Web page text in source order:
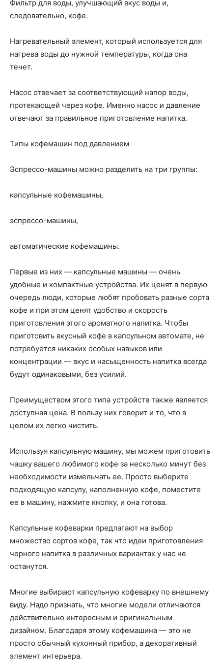
Фильтр для воды, улучшающий вкус воды и,
следовательно, кофе.
Нагревательный элемент, который используется для
нагрева воды до нужной температуры, когда она
течет.
Насос отвечает за соответствующий напор воды,
протекающей через кофе. Именно насос и давление
отвечают за правильное приготовление напитка.
Типы кофемашин под давлением
Эспрессо-машины можно разделить на три группы:
капсульные кофемашины,
эспрессо-машины,
автоматические кофемашины.
Первые из них — капсульные машины — очень
удобные и компактные устройства. Их ценят в первую
очередь люди, которые любят пробовать разные сорта
кофе и при этом ценят удобство и скорость
приготовления этого ароматного напитка. Чтобы
приготовить вкусный кофе в капсульном автомате, не
потребуется никаких особых навыков или
концентрации — вкус и насыщенность напитка всегда
будут одинаковыми, без усилий.
Преимуществом этого типа устройств также является
доступная цена. В пользу них говорит и то, что в
целом их легко чистить.
Используя капсульную машину, мы можем приготовить
чашку вашего любимого кофе за несколько минут без
необходимости измельчать ее. Просто выберите
подходящую капсулу, наполненную кофе, поместите
ее в машину, нажмите кнопку, и она готова.
Капсульные кофеварки предлагают на выбор
множество сортов кофе, так что идеи приготовления
черного напитка в различных вариантах у нас не
останутся.
Многие выбирают капсульную кофеварку по внешнему
виду. Надо признать, что многие модели отличаются
действительно интересным и оригинальным
дизайном. Благодаря этому кофемашина — это не
просто обычный кухонный прибор, а декоративный
элемент интерьера.